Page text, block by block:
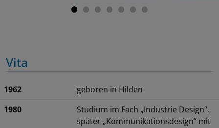
Vita
1962
geboren in Hilden
1980
Studium im Fach „Industrie Design“,
später „Kommunikationsdesign“ mit